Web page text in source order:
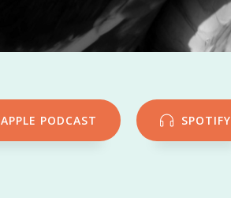
APPLE PODCAST SPOTIFY